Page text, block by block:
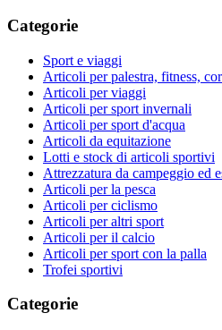
Categorie
Sport e viaggi
Articoli per palestra, fitness,
Articoli per viaggi
Articoli per sport invernali
Articoli per sport d'acqua
Articoli da equitazione
Lotti e stock di articoli sportivi
Attrezzatura da campeggio ed
Articoli per la pesca
Articoli per ciclismo
Articoli per altri sport
Articoli per il calcio
Articoli per sport con la palla
Trofei sportivi
Categorie